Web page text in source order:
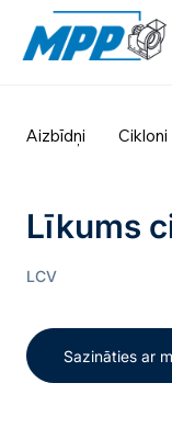
Aizbīdņi Cikloni
Līkums
LCV
Sazināties ar